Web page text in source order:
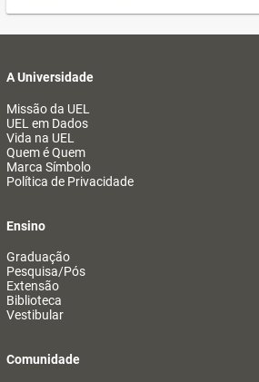
A Universidade
Missão da UEL
UEL em Dados
Vida na UEL
Quem é Quem
Marca Símbolo
Política de Privacidade
Ensino
Graduação
Pesquisa/Pós
Extensão
Biblioteca
Vestibular
Comunidade